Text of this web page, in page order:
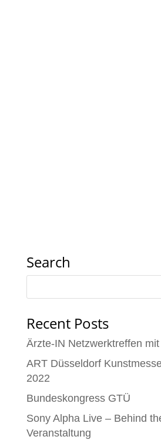
Search
Recent Posts
Ärzte-IN Netzwerktreffen
ART Düsseldorf
2022
Bundeskongress GTÜ
Sony Alpha Live – Behind
Veranstaltung